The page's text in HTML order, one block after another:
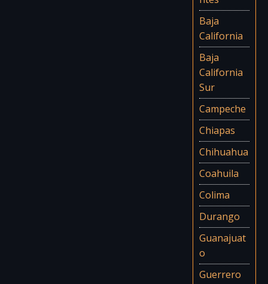
Baja
California
Baja
California
Sur
Campeche
Chiapas
Chihuahua
Coahuila
Colima
Durango
Guanajuat
o
Guerrero